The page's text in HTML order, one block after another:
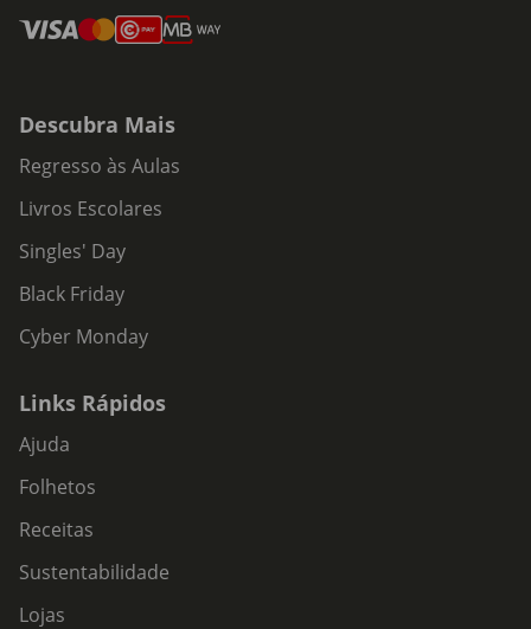
Descubra Mais
Regresso às Aulas
Livros Escolares
Singles' Day
Black Friday
Cyber Monday
Links Rápidos
Ajuda
Folhetos
Receitas
Sustentabilidade
Lojas